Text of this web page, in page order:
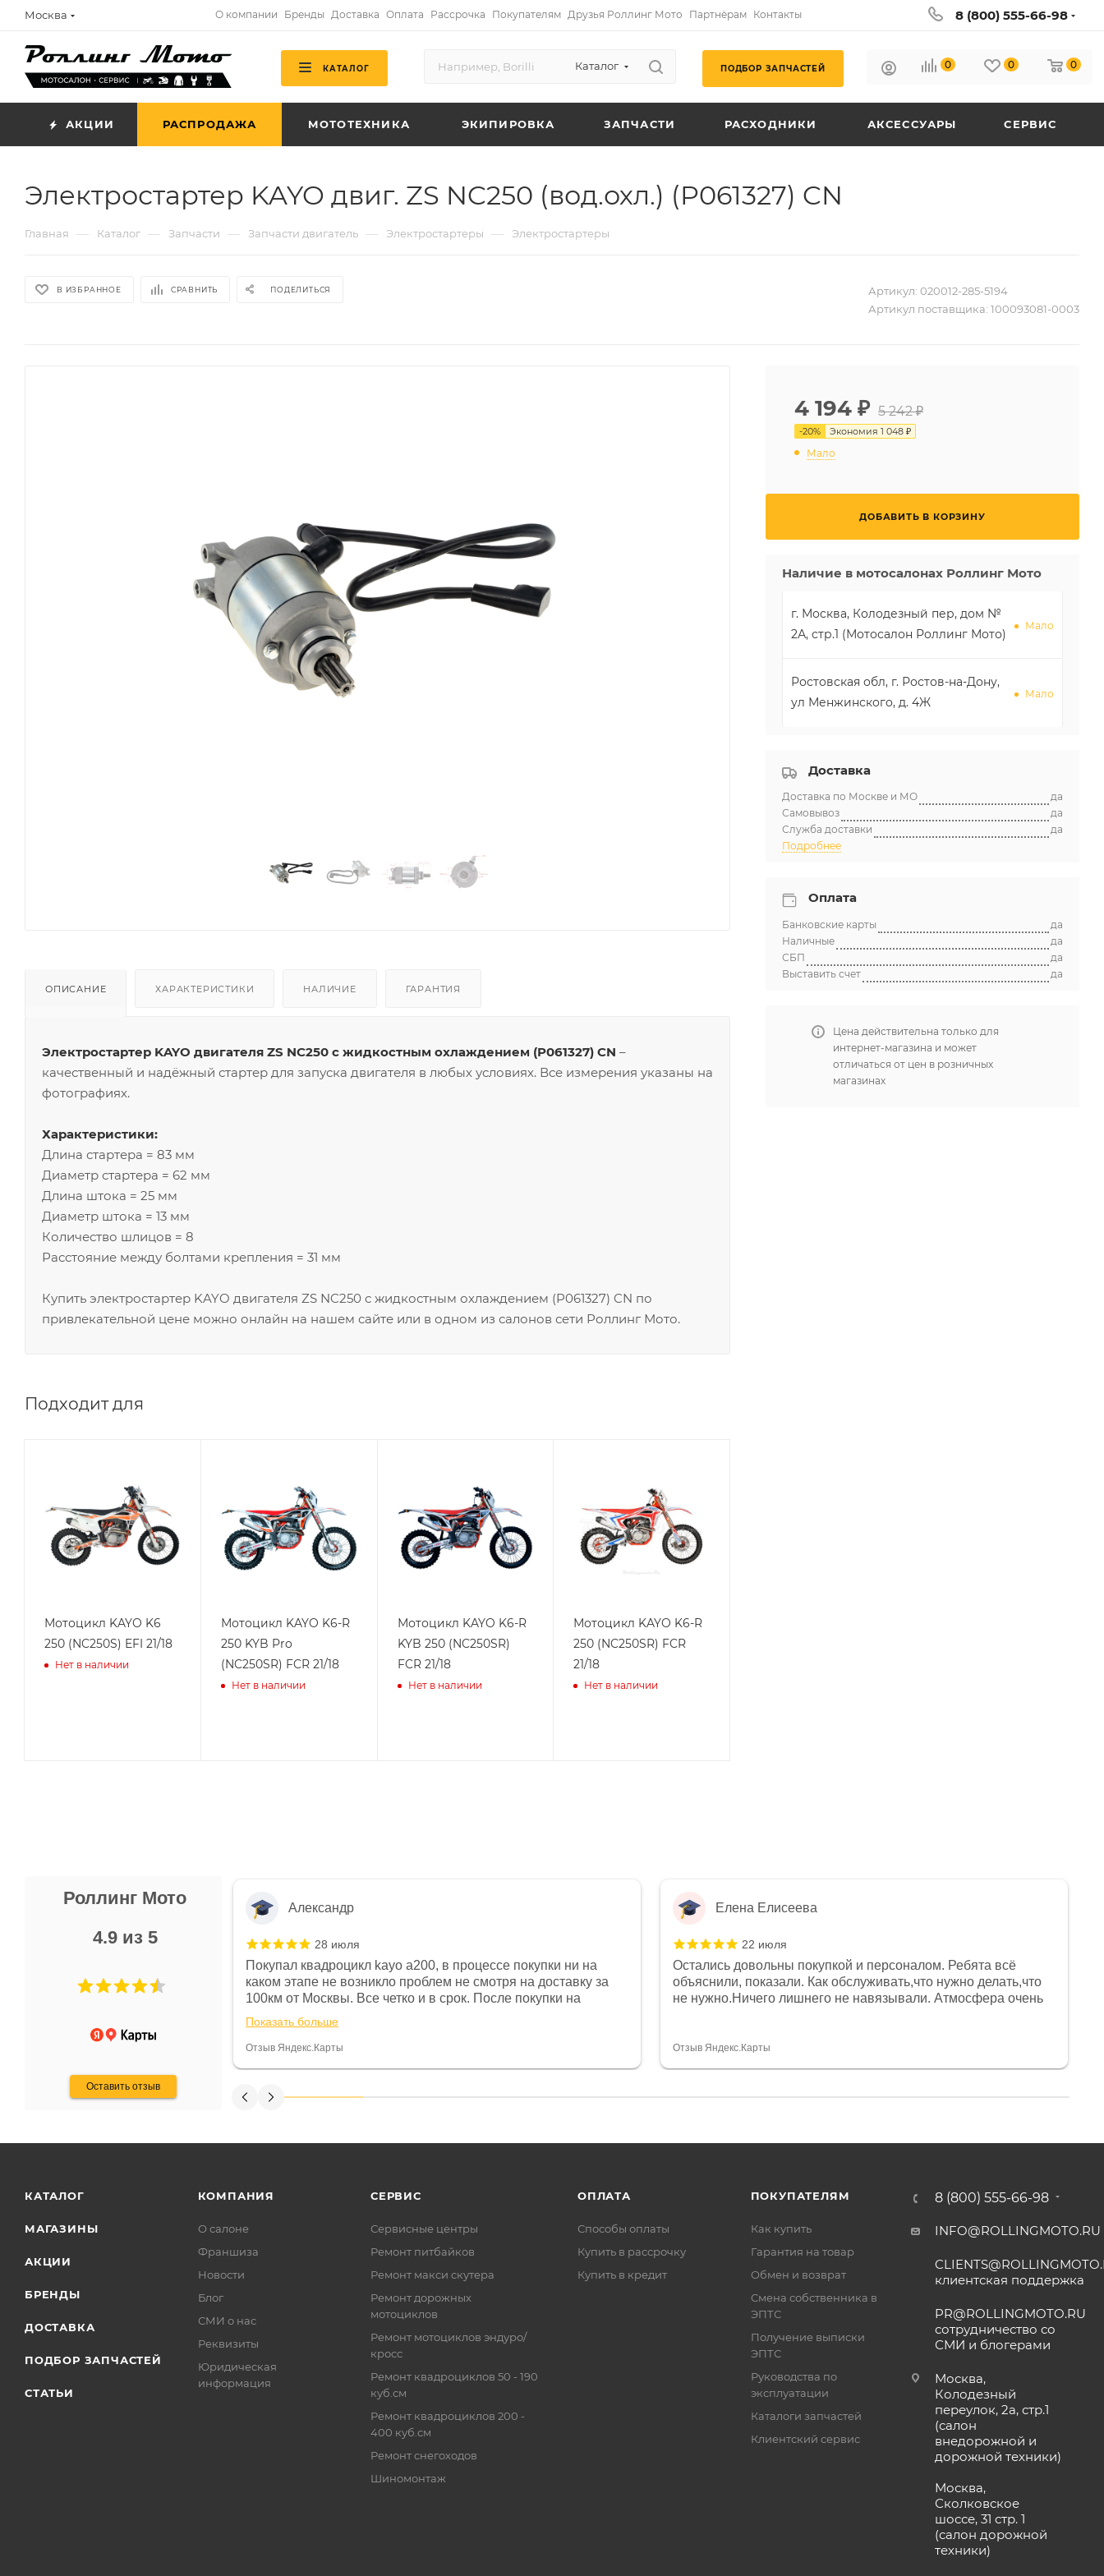
Москва О компании Бренды Доставка Оплата Рассрочка Покупателям Друзья Роллинг Мото Партнёрам Контакты 8 (800) 555-66-98
КАТАЛОГ Каталог ПОДБОР ЗАПЧАСТЕЙ 0 0 0
АКЦИИ РАСПРОДАЖА МОТОТЕХНИКА ЭКИПИРОВКА ЗАПЧАСТИ РАСХОДНИКИ АКСЕССУАРЫ СЕРВИС
Электростартер KAYO двиг. ZS NC250 (вод.охл.) (P061327) CN
Главная — Каталог — Запчасти — Запчасти двигатель — Электростартеры — Электростартеры
В ИЗБРАННОЕ СРАВНИТЬ ПОДЕЛИТЬСЯ Артикул: 020012-285-5194
Артикул поставщика: 100093081-0003
ОПИСАНИЕ ХАРАКТЕРИСТИКИ НАЛИЧИЕ ГАРАНТИЯ
Электростартер KAYO двигателя ZS NC250 с жидкостным охлаждением (P061327) CN –
качественный и надёжный стартер для запуска двигателя в любых условиях. Все измерения указаны на
фотографиях.
Характеристики:
Длина стартера = 83 мм
Диаметр стартера = 62 мм
Длина штока = 25 мм
Диаметр штока = 13 мм
Количество шлицов = 8
Расстояние между болтами крепления = 31 мм
Купить электростартер KAYO двигателя ZS NC250 с жидкостным охлаждением (P061327) CN по
привлекательной цене можно онлайн на нашем сайте или в одном из салонов сети Роллинг Мото.
Подходит для
Мотоцикл KAYO K6
250 (NC250S) EFI 21/18
Нет в наличии
Мотоцикл KAYO K6-R
250 KYB Pro
(NC250SR) FCR 21/18
Нет в наличии
Мотоцикл KAYO K6-R
KYB 250 (NC250SR)
FCR 21/18
Нет в наличии
Мотоцикл KAYO K6-R
250 (NC250SR) FCR
21/18
Нет в наличии
4 194 ₽ 5 242 ₽
-20% Экономия 1 048 ₽
Мало
ДОБАВИТЬ В КОРЗИНУ
Наличие в мотосалонах Роллинг Мото
г. Москва, Колодезный пер, дом №
2А, стр.1 (Мотосалон Роллинг Мото)
Мало
Ростовская обл, г. Ростов-на-Дону,
ул Менжинского, д. 4Ж
Мало
Доставка
Доставка по Москве и МО
да
Самовывоз
да
Служба доставки
да
Подробнее
Оплата
Банковские карты
да
Наличные
да
СБП
да
Выставить счет
да
Цена действительна только для
интернет-магазина и может
отличаться от цен в розничных
магазинах
Роллинг Мото
4.9 из 5
Оставить отзыв
Не понравились условия
и дают только на год)
Александр
28 июля
Покупал квадроцикл kayo a200, в процессе покупки ни на
каком этапе не возникло проблем не смотря на доставку за
100км от Москвы. Все четко и в срок. После покупки на
спидометре всегда был 0, при этом представители магазина
постоянно были на связи и в итоге проблема была решена.
Считаю, что это говорит о небезразличии к клиенту после
Показать больше
Отзыв Яндекс.Карты
Елена Елисеева
22 июля
Остались довольны покупкой и персоналом. Ребята всё
объяснили, показали. Как обслуживать,что нужно делать,что
не нужно.Ничего лишнего не навязывали. Атмосфера очень
огромное спасибо Дмитрию, за клиентоориентированность и
Отзыв Яндекс.Карты
КАТАЛОГ
МАГАЗИНЫ
АКЦИИ
БРЕНДЫ
ДОСТАВКА
ПОДБОР ЗАПЧАСТЕЙ
СТАТЬИ
КОМПАНИЯ
О салоне
Франшиза
Новости
Блог
СМИ о нас
Реквизиты
Юридическая
информация
СЕРВИС
Сервисные центры
Ремонт питбайков
Ремонт макси скутера
Ремонт дорожных
мотоциклов
Ремонт мотоциклов эндуро/
кросс
Ремонт квадроциклов 50 - 190
куб.см
Ремонт квадроциклов 200 -
400 куб.см
Ремонт снегоходов
Шиномонтаж
ОПЛАТА
Способы оплаты
Купить в рассрочку
Купить в кредит
ПОКУПАТЕЛЯМ
Как купить
Гарантия на товар
Обмен и возврат
Смена собственника в
ЭПТС
Получение выписки
ЭПТС
Руководства по
эксплуатации
Каталоги запчастей
Клиентский сервис
8 (800) 555-66-98
INFO@ROLLINGMOTO.RU
клиентская поддержка
PR@ROLLINGMOTO.RU
сотрудничество со
СМИ и блогерами
Москва,
Колодезный
переулок, 2а, стр.1
(салон
внедорожной и
дорожной техники)
Москва,
Сколковское
шоссе, 31 стр. 1
(салон дорожной
техники)